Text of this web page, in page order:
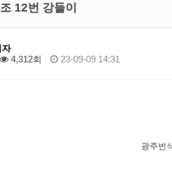
12번 강들이
자
4,312회 23-09-09 14:31
광주번